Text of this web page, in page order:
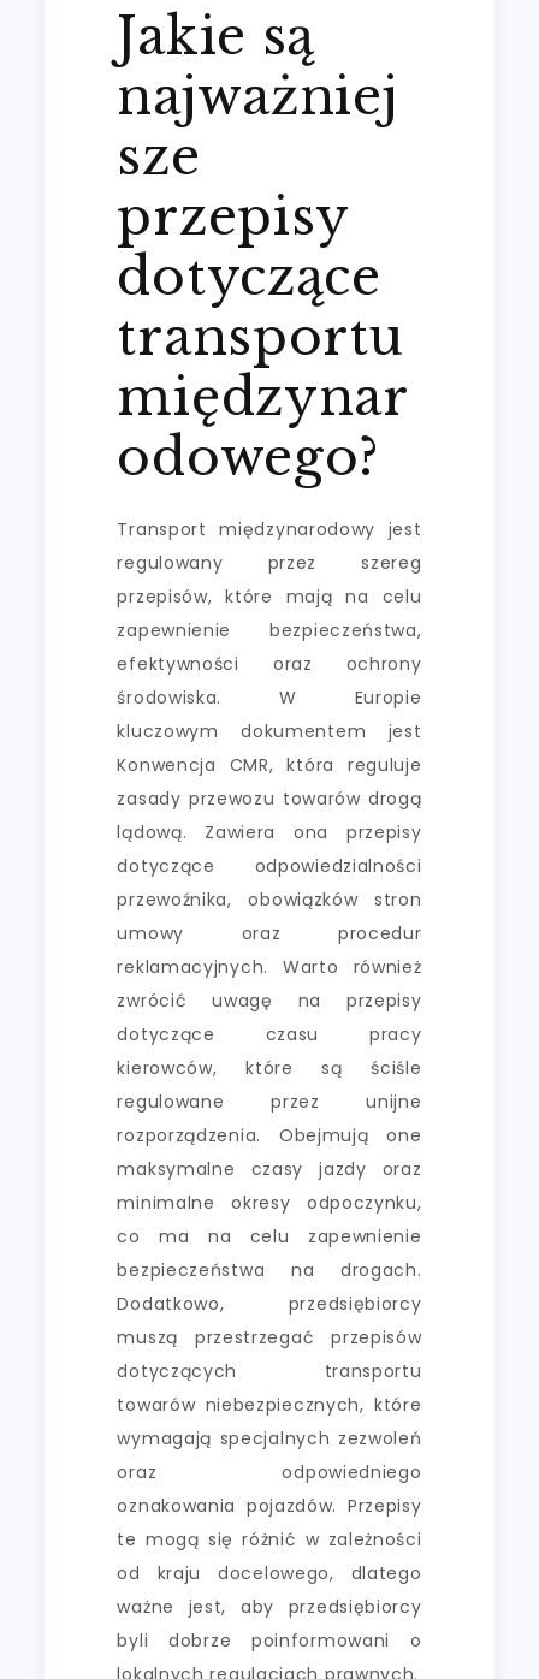
Jakie są
najważniej
sze
przepisy
dotyczące
transportu
międzynar
odowego?
Transport międzynarodowy jest
regulowany przez szereg
przepisów, które mają na celu
zapewnienie bezpieczeństwa,
efektywności oraz ochrony
środowiska. W Europie
kluczowym dokumentem jest
Konwencja CMR, która reguluje
zasady przewozu towarów drogą
lądową. Zawiera ona przepisy
dotyczące odpowiedzialności
przewoźnika, obowiązków stron
umowy oraz procedur
reklamacyjnych. Warto również
zwrócić uwagę na przepisy
dotyczące czasu pracy
kierowców, które są ściśle
regulowane przez unijne
rozporządzenia. Obejmują one
maksymalne czasy jazdy oraz
minimalne okresy odpoczynku,
co ma na celu zapewnienie
bezpieczeństwa na drogach.
Dodatkowo, przedsiębiorcy
muszą przestrzegać przepisów
dotyczących transportu
towarów niebezpiecznych, które
wymagają specjalnych zezwoleń
oraz odpowiedniego
oznakowania pojazdów. Przepisy
te mogą się różnić w zależności
od kraju docelowego, dlatego
ważne jest, aby przedsiębiorcy
byli dobrze poinformowani o
lokalnych regulacjach prawnych.